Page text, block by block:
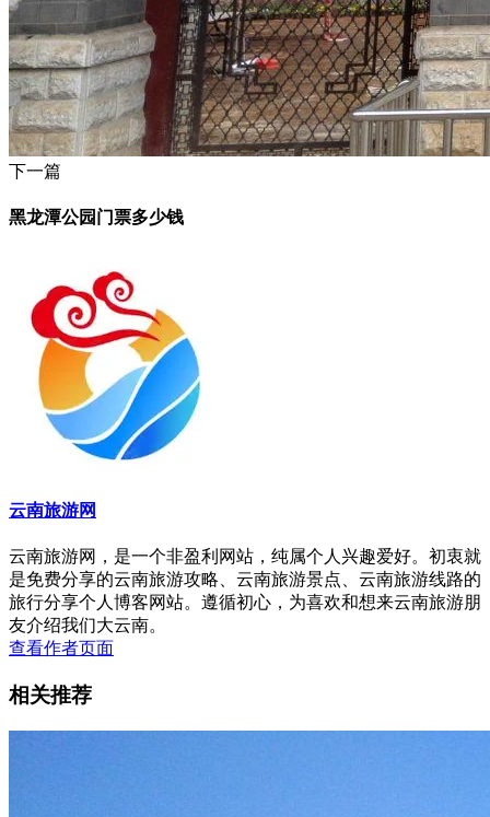
下一篇
黑龙潭公园门票多少钱
云南旅游网
云南旅游网，是一个非盈利网站，纯属个人兴趣爱好。初衷就
是免费分享的云南旅游攻略、云南旅游景点、云南旅游线路的
旅行分享个人博客网站。遵循初心，为喜欢和想来云南旅游朋
友介绍我们大云南。
查看作者页面
相关推荐